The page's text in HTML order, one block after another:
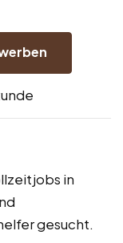
in
gesucht.